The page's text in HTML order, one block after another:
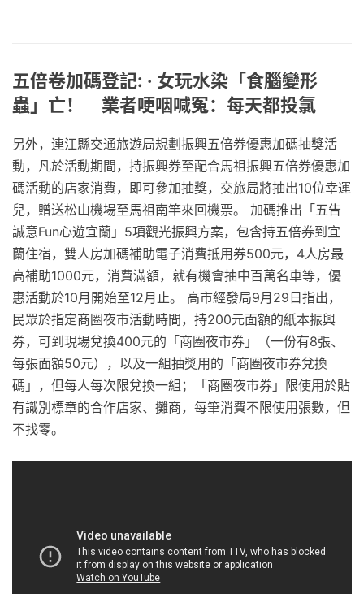
五倍卷加碼登記: ‧ 女玩水染「食腦變形
蟲」亡！ 業者哽咽喊冤：每天都投氯
另外，連江縣交通旅遊局規劃振興五倍券優惠加碼抽獎活
動，凡於活動期間，持振興券至配合馬祖振興五倍券優惠加
碼活動的店家消費，即可參加抽獎，交旅局將抽出10位幸運
兒，贈送松山機場至馬祖南竿來回機票。 加碼推出「五告
誠意Fun心遊宜蘭」5項觀光振興方案，包含持五倍券到宜
蘭住宿，雙人房加碼補助電子消費抵用券500元，4人房最
高補助1000元，消費滿額，就有機會抽中百萬名車等，優
惠活動於10月開始至12月止。 高市經發局9月29日指出，
民眾於指定商圈夜市活動時間，持200元面額的紙本振興
券，可到現場兌換400元的「商圈夜市券」（一份有8張、
每張面額50元），以及一組抽獎用的「商圈夜市券兌換
碼」，但每人每次限兌換一組；「商圈夜市券」限使用於貼
有識別標章的合作店家、攤商，每筆消費不限使用張數，但
不找零。